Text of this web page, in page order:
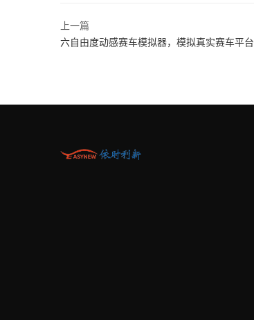
上一篇
六自由度动感赛车模拟器，模拟真实赛车平台